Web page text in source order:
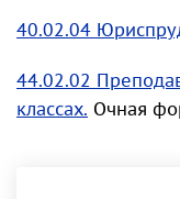
40.02.04
44.02.02
классах. Очная